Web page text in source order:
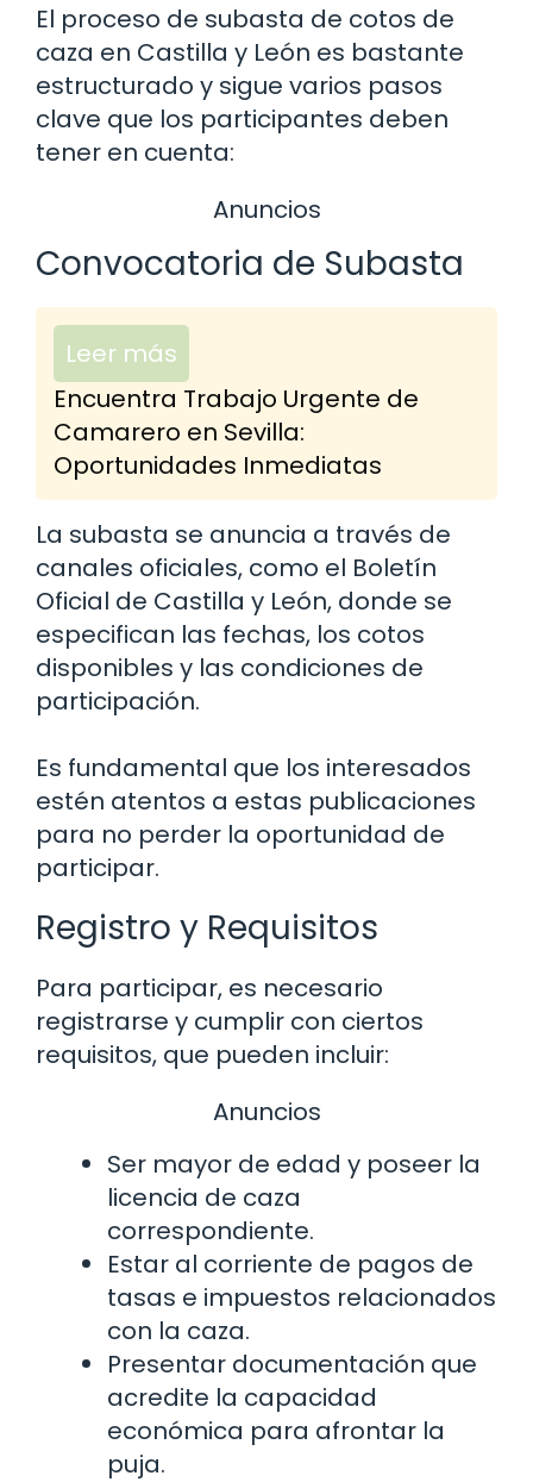
El proceso de subasta de cotos de
caza en Castilla y León es bastante
estructurado y sigue varios pasos
clave que los participantes deben
tener en cuenta:
Anuncios
Convocatoria de Subasta
Leer más
Encuentra Trabajo Urgente de
Camarero en Sevilla:
Oportunidades Inmediatas
La subasta se anuncia a través de
canales oficiales, como el Boletín
Oficial de Castilla y León, donde se
especifican las fechas, los cotos
disponibles y las condiciones de
participación.
Es fundamental que los interesados
estén atentos a estas publicaciones
para no perder la oportunidad de
participar.
Registro y Requisitos
Para participar, es necesario
registrarse y cumplir con ciertos
requisitos, que pueden incluir:
Anuncios
Ser mayor de edad y poseer la
licencia de caza
correspondiente.
Estar al corriente de pagos de
tasas e impuestos relacionados
con la caza.
Presentar documentación que
acredite la capacidad
económica para afrontar la
puja.